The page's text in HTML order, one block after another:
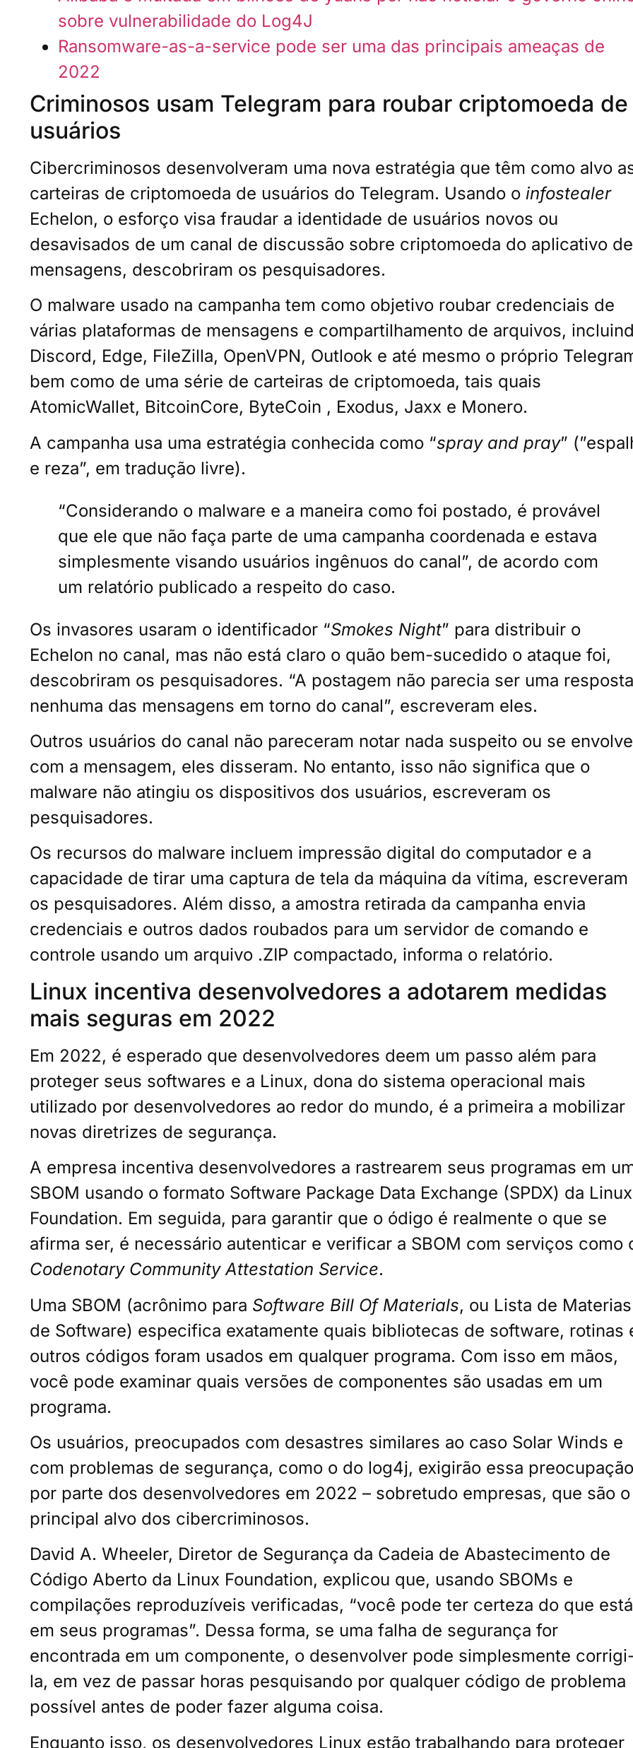
sobre vulnerabilidade do Log4J
Ransomware-as-a-service pode ser uma das principais ameaças de
2022
Criminosos usam Telegram para roubar criptomoeda de
usuários
Cibercriminosos desenvolveram uma nova estratégia que têm como alvo
carteiras de criptomoeda de usuários do Telegram. Usando o infostealer
Echelon, o esforço visa fraudar a identidade de usuários novos ou
desavisados ​​de um canal de discussão sobre criptomoeda do aplicativo de
mensagens, descobriram os pesquisadores.
O malware usado na campanha tem como objetivo roubar credenciais de
várias plataformas de mensagens e compartilhamento de arquivos,
Discord, Edge, FileZilla, OpenVPN, Outlook e até mesmo o próprio
bem como de uma série de carteiras de criptomoeda, tais quais
AtomicWallet, BitcoinCore, ByteCoin , Exodus, Jaxx e Monero.
A campanha usa uma estratégia conhecida como “spray and pray”
e reza”, em tradução livre).
“Considerando o malware e a maneira como foi postado, é provável
que ele que não faça parte de uma campanha coordenada e estava
simplesmente visando usuários ingênuos do canal”, de acordo com
um relatório publicado a respeito do caso.
Os invasores usaram o identificador “Smokes Night” para distribuir o
Echelon no canal, mas não está claro o quão bem-sucedido o ataque foi,
descobriram os pesquisadores. “A postagem não parecia ser uma
nenhuma das mensagens em torno do canal”, escreveram eles.
Outros usuários do canal não pareceram notar nada suspeito ou se
com a mensagem, eles disseram. No entanto, isso não significa que o
malware não atingiu os dispositivos dos usuários, escreveram os
pesquisadores.
Os recursos do malware incluem impressão digital do computador e a
capacidade de tirar uma captura de tela da máquina da vítima, escreveram
os pesquisadores. Além disso, a amostra retirada da campanha envia
credenciais e outros dados roubados para um servidor de comando e
controle usando um arquivo .ZIP compactado, informa o relatório.
Linux incentiva desenvolvedores a adotarem medidas
mais seguras em 2022
Em 2022, é esperado que desenvolvedores deem um passo além para
proteger seus softwares e a Linux, dona do sistema operacional mais
utilizado por desenvolvedores ao redor do mundo, é a primeira a mobilizar
novas diretrizes de segurança.
A empresa incentiva desenvolvedores a rastrearem seus programas em
SBOM usando o formato Software Package Data Exchange (SPDX) da Linux
Foundation. Em seguida, para garantir que o ódigo é realmente o que se
afirma ser, é necessário autenticar e verificar a SBOM com serviços como
Codenotary Community Attestation Service.
Uma SBOM (acrônimo para Software Bill Of Materials, ou Lista de Materias
de Software) especifica exatamente quais bibliotecas de software, rotinas
outros códigos foram usados ​​em qualquer programa. Com isso em mãos,
você pode examinar quais versões de componentes são usadas em um
programa.
Os usuários, preocupados com desastres similares ao caso Solar Winds e
com problemas de segurança, como o do log4j, exigirão essa preocupação
por parte dos desenvolvedores em 2022 – sobretudo empresas, que são o
principal alvo dos cibercriminosos.
David A. Wheeler, Diretor de Segurança da Cadeia de Abastecimento de
Código Aberto da Linux Foundation, explicou que, usando SBOMs e
compilações reproduzíveis verificadas, “você pode ter certeza do que está
em seus programas”. Dessa forma, se uma falha de segurança for
encontrada em um componente, o desenvolver pode simplesmente
la, em vez de passar horas pesquisando por qualquer código de problema
possível antes de poder fazer alguma coisa.
Enquanto isso, os desenvolvedores Linux estão trabalhando para proteger